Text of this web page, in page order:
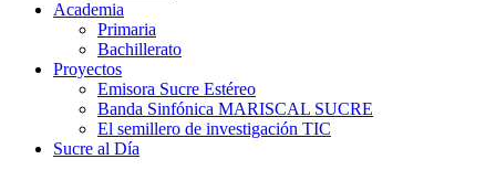
Academia
Primaria
Bachillerato
Proyectos
Emisora Sucre Estéreo
Banda Sinfónica MARISCAL SUCRE
El semillero de investigación TIC
Sucre al Día